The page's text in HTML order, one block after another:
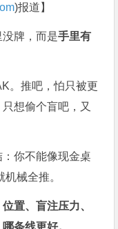
)报道】
没牌，而是手里有
。推吧，怕只被更
想偷个盲吧，又
你不能像现金桌
械全推。
置、盲注压力、
条线更好。